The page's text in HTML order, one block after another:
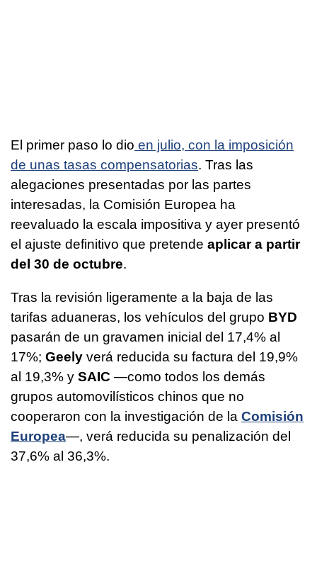
El primer paso lo dio en julio, con la imposición
de unas tasas compensatorias. Tras las
alegaciones presentadas por las partes
interesadas, la Comisión Europea ha
reevaluado la escala impositiva y ayer presentó
el ajuste definitivo que pretende aplicar a partir
del 30 de octubre.
Tras la revisión ligeramente a la baja de las
tarifas aduaneras, los vehículos del grupo BYD
pasarán de un gravamen inicial del 17,4% al
17%; Geely verá reducida su factura del 19,9%
al 19,3% y SAIC —como todos los demás
grupos automovilísticos chinos que no
cooperaron con la investigación de la Comisión
Europea—, verá reducida su penalización del
37,6% al 36,3%.